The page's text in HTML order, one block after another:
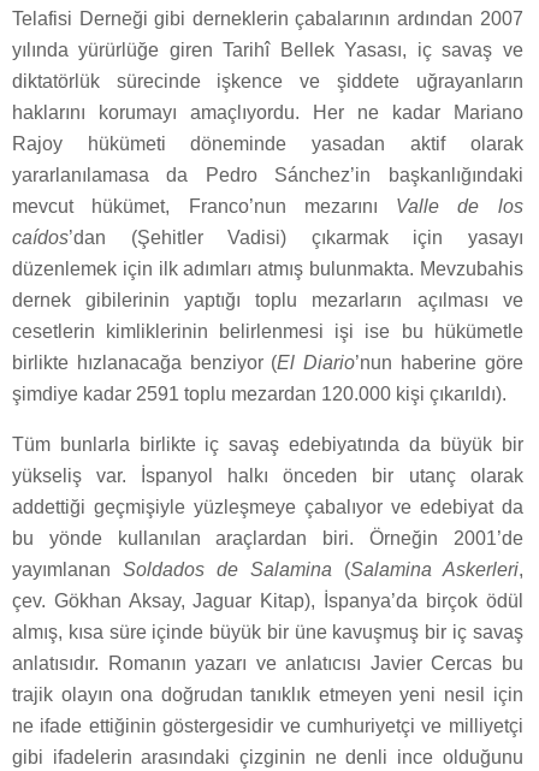
Telafisi Derneği gibi derneklerin çabalarının ardından 2007
yılında yürürlüğe giren Tarihî Bellek Yasası, iç savaş ve
diktatörlük sürecinde işkence ve şiddete uğrayanların
haklarını korumayı amaçlıyordu. Her ne kadar Mariano
Rajoy hükümeti döneminde yasadan aktif olarak
yararlanılamasa da Pedro Sánchez’in başkanlığındaki
mevcut hükümet, Franco’nun mezarını Valle de los
caídos’dan
(Şehitler Vadisi) çıkarmak için yasayı
düzenlemek için ilk adımları atmış bulunmakta. Mevzubahis
dernek gibilerinin yaptığı toplu mezarların açılması ve
cesetlerin kimliklerinin belirlenmesi işi ise bu hükümetle
birlikte hızlanacağa benziyor (El Diario’nun haberine göre
şimdiye kadar 2591 toplu mezardan 120.000 kişi çıkarıldı).
Tüm bunlarla birlikte iç savaş edebiyatında da büyük bir
yükseliş var. İspanyol halkı önceden bir utanç olarak
addettiği geçmişiyle yüzleşmeye çabalıyor ve edebiyat da
bu yönde kullanılan araçlardan biri. Örneğin 2001’de
yayımlanan Soldados de Salamina (Salamina Askerleri,
çev. Gökhan Aksay, Jaguar Kitap), İspanya’da birçok ödül
almış, kısa süre içinde büyük bir üne kavuşmuş bir iç savaş
anlatısıdır. Romanın yazarı ve anlatıcısı Javier Cercas bu
trajik olayın ona doğrudan tanıklık etmeyen yeni nesil için
ne ifade ettiğinin göstergesidir ve cumhuriyetçi ve milliyetçi
gibi ifadelerin arasındaki çizginin ne denli ince olduğunu